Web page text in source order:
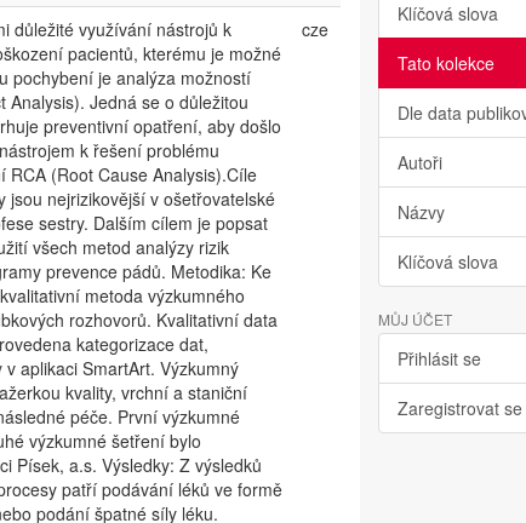
důležité využívání nástrojů k
pacientů, kterému je možné
pochybení je analýza možností
Analysis). Jedná se o důležitou
preventivní opatření, aby došlo
k řešení problému
(Root Cause Analysis).Cíle
jsou nejrizikovější v ošetřovatelské
sestry. Dalším cílem je popsat
všech metod analýzy rizik
prevence pádů. Metodika: Ke
metoda výzkumného
rozhovorů. Kvalitativní data
kategorizace dat,
aplikaci SmartArt. Výzkumný
kvality, vrchní a staniční
péče. První výzkumné
výzkumné šetření bylo
Písek, a.s. Výsledky: Z výsledků
patří podávání léků ve formě
podání špatné síly léku.
cze
Klíčová slova
Tato kolekce
Dle data
Autoři
Názvy
Klíčová slova
MŮJ ÚČET
Přihlásit se
Zaregistrovat se